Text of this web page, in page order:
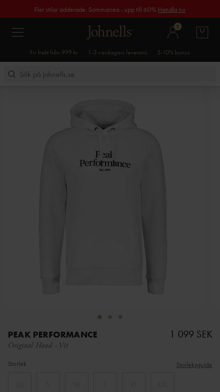
Fler stilar adderade. Sommarrea - upp till 60% Handla nu
1
Fri frakt från 999 kr 1-3 vardagars leverans 5-10% bonus
PEAK PERFORMANCE
Original Hood - Vit
1 099 SEK
Storlek Storleksguide